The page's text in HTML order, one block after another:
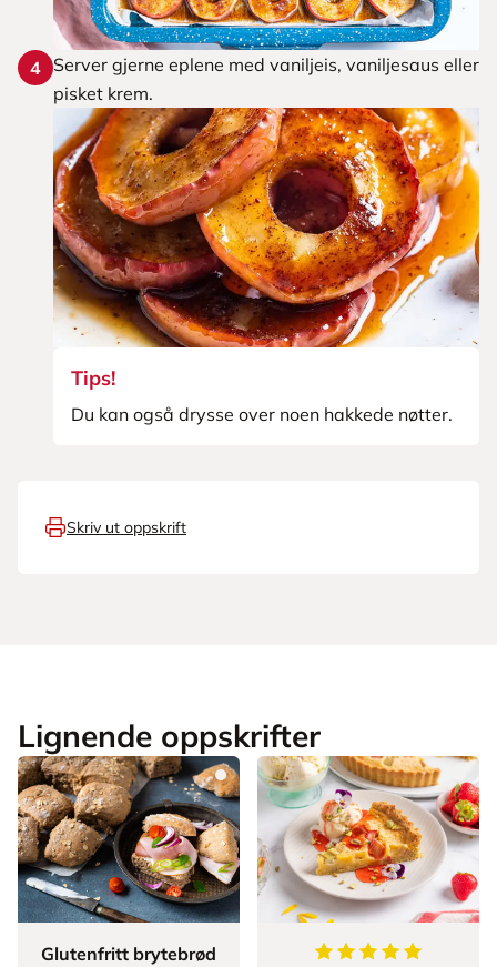
4 Server gjerne eplene med vaniljeis, vaniljesaus eller
pisket krem.
Tips!
Du kan også drysse over noen hakkede nøtter.
Skriv ut oppskrift
Lignende oppskrifter
Glutenfritt brytebrød 5av5stjerner